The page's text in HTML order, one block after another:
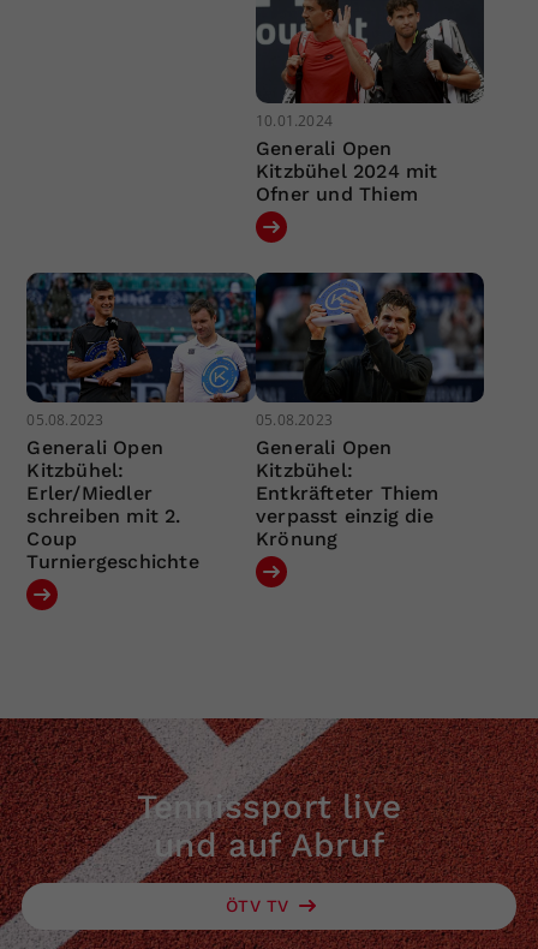
10.01.2024
Generali Open
Kitzbühel 2024 mit
Ofner und Thiem
05.08.2023
Generali Open
Kitzbühel:
Erler/Miedler
schreiben mit 2.
Coup
Turniergeschichte
05.08.2023
Generali Open
Kitzbühel:
Entkräfteter Thiem
verpasst einzig die
Krönung
Tennissport live
und auf Abruf
ÖTV TV